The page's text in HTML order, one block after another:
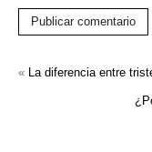
Publicar comentario
« La diferencia entre